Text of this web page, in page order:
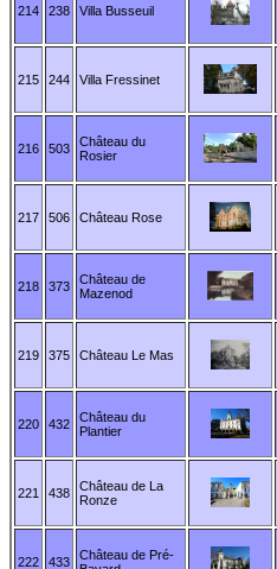
214 238 Villa Busseuil
215 244 Villa Fressinet
216 503
Château du
Rosier
217 506 Château Rose
218 373
Château de
Mazenod
219 375 Château Le Mas
220 432
Château du
Plantier
221 438
Château de La
Ronze
222 433
Château de Pré-